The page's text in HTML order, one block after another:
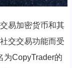
易加密货币和其
交交易功能而受
为CopyTrader的